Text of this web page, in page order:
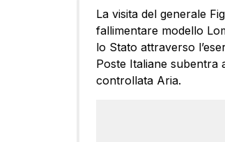
La visita del generale
fallimentare modello
lo Stato attraverso
Poste Italiane subentra
controllata Aria.